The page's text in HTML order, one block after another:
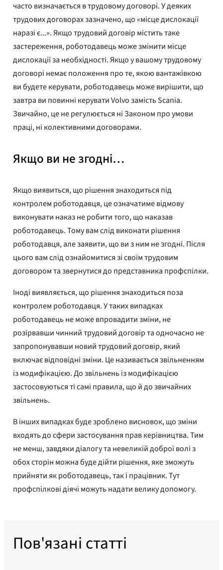
часто визначається в трудовому договорі. У деяких
трудових договорах зазначено, що «місце дислокації
наразі є...». Якщо трудовий договір містить таке
застереження, роботодавець може змінити місце
дислокації за необхідності. Якщо у вашому трудовому
договорі немає положення про те, якою вантажівкою
ви будете керувати, роботодавець може вирішити, що
завтра ви повинні керувати Volvo замість Scania.
Звичайно, це не регулюється ні Законом про умови
праці, ні колективними договорами.
Якщо ви не згодні…
Якщо виявиться, що рішення знаходиться під
контролем роботодавця, це означатиме відмову
виконувати наказ не робити того, що наказав
роботодавець. Тому вам слід виконати рішення
роботодавця, але заявити, що ви з ним не згодні. Після
цього вам слід ознайомитися зі своїм трудовим
договором та звернутися до представника профспілки.
Іноді виявляється, що рішення знаходиться поза
контролем роботодавця. У таких випадках
роботодавець не може впровадити зміни, не
розірвавши чинний трудовий договір та одночасно не
запропонувавши новий трудовий договір, який
включає відповідні зміни. Це називається звільненням
із модифікацією. До звільнень із модифікацією
застосовуються ті самі правила, що й до звичайних
звільнень.
В інших випадках буде зроблено висновок, що зміни
входять до сфери застосування прав керівництва. Тим
не менш, завдяки діалогу та невеликій доброї волі з
обох сторін можна буде дійти рішення, яке зможуть
прийняти як роботодавець, так і працівник. Тут
профспілкові діячі можуть надати велику допомогу.
Пов'язані статті